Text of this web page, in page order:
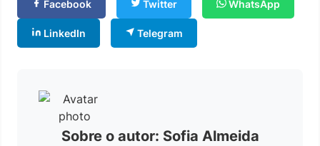
Facebook Twitter WhatsApp
LinkedIn Telegram
Sobre o autor: Sofia Almeida